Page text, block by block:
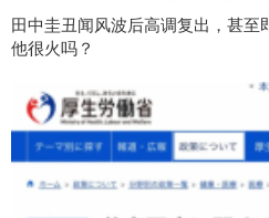
田中圭丑闻风波后高调复出，甚至
他很火吗？